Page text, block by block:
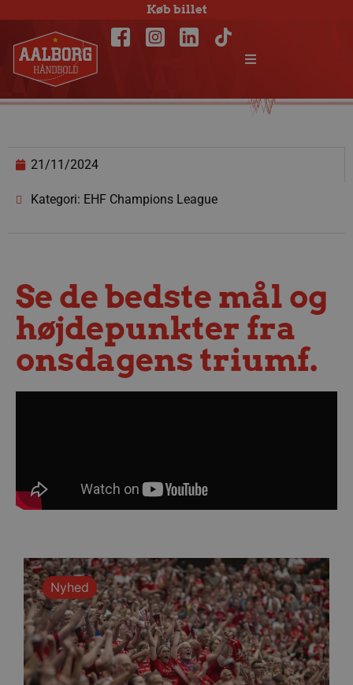
Køb billet
21/11/2024
Kategori: EHF Champions League
Se de bedste mål og
højdepunkter fra
onsdagens triumf.
Nyhed